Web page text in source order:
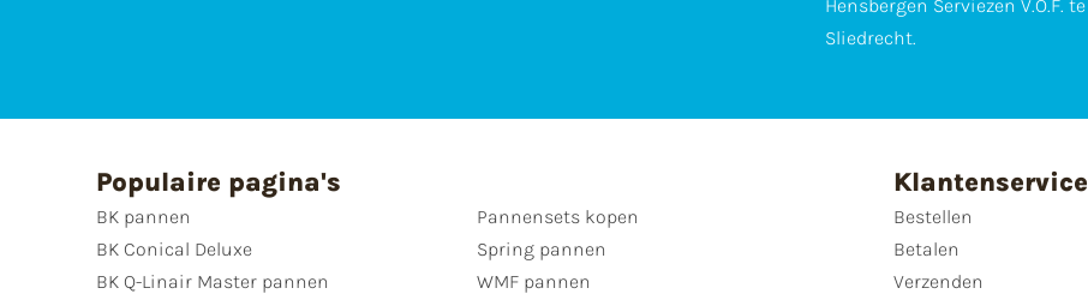
Hensbergen Serviezen V.O.F. te
Sliedrecht.
Populaire pagina's
BK pannen
BK Conical Deluxe
BK Q-Linair Master pannen
Pannensets kopen
Spring pannen
WMF pannen
Klantenservice
Bestellen
Betalen
Verzenden